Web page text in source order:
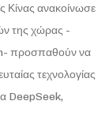
Κίνας ανακοίνωσε
της χώρας -
προσπαθούν να
τεχνολογίας
DeepSeek,